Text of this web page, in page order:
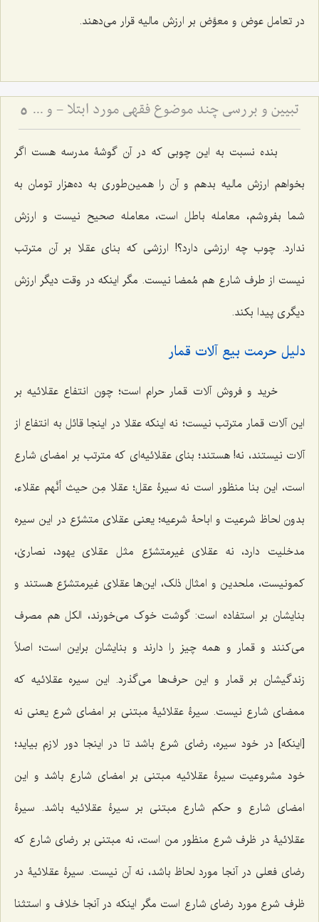
در تعامل عوض و معوَّض بر ارزش مالیه قرار می‌دهند.
تبیین و بررسی چند موضوع فقهی مورد ابتلا - و حرمت تعدی به حقوق انسان‌ها 5
بنده نسبت به این چوبی که در آن گوشۀ مدرسه هست اگر
بخواهم ارزش مالیه بدهم و آن را همین‌طوری به ده‌هزار تومان به
شما بفروشم، معامله باطل است، معامله صحیح نیست و ارزش
ندارد. چوب چه ارزشی دارد؟! ارزشی که بنای عقلا بر آن مترتب
نیست از طرف شارع هم مُمضا نیست. مگر اینکه در وقت دیگر ارزش
دیگری پیدا بکند.
دلیل حرمت بیع آلات قمار
خرید و فروش آلات قمار حرام است؛ چون انتفاع عقلائیه بر
این آلات قمار مترتب نیست؛ نه اینکه عقلا در اینجا قائل به انتفاع از
آلات نیستند، نه! هستند؛ بنای عقلائیه‌ای که مترتب بر امضای شارع
است، این بنا منظور است نه سیرۀ عقل؛ عقلا مِن حیث أنَّهم عقلاء،
بدون لحاظ شرعیت و اباحۀ شرعیه؛ یعنی عقلای متشرِّع در این سیره
مدخلیت دارد، نه عقلای غیرمتشرِّع مثل عقلای یهود، نصاریٰ،
کمونیست، ملحدین و امثال ذلک، این‌ها عقلای غیرمتشرِّع هستند و
بنایشان بر استفاده است: گوشت خوک می‌خورند، الکل هم مصرف
می‌کنند و قمار و همه چیز را دارند و بنایشان براین است؛ اصلاً
زندگیشان بر قمار و این حرف‌ها می‌گذرد. این سیره عقلائیه که
ممضای شارع نیست. سیرۀ عقلائیۀ مبتنی بر امضای شرع یعنی نه
[اینکه] در خود سیره، رضای شرع باشد تا در اینجا دور لازم بیاید؛
خود مشروعیت سیرۀ عقلائیه مبتنی بر امضای شارع باشد و این
امضای شارع و حکم شارع مبتنی بر سیرۀ عقلائیه باشد. سیرۀ
عقلائیۀ در ظرف شرع منظور من است، نه مبتنی بر رضای شارع که
رضای فعلی در آنجا مورد لحاظ باشد، نه آن نیست. سیرۀ عقلائیۀ در
ظرف شرع مورد رضای شارع است مگر اینکه در آنجا خلاف و استثنا